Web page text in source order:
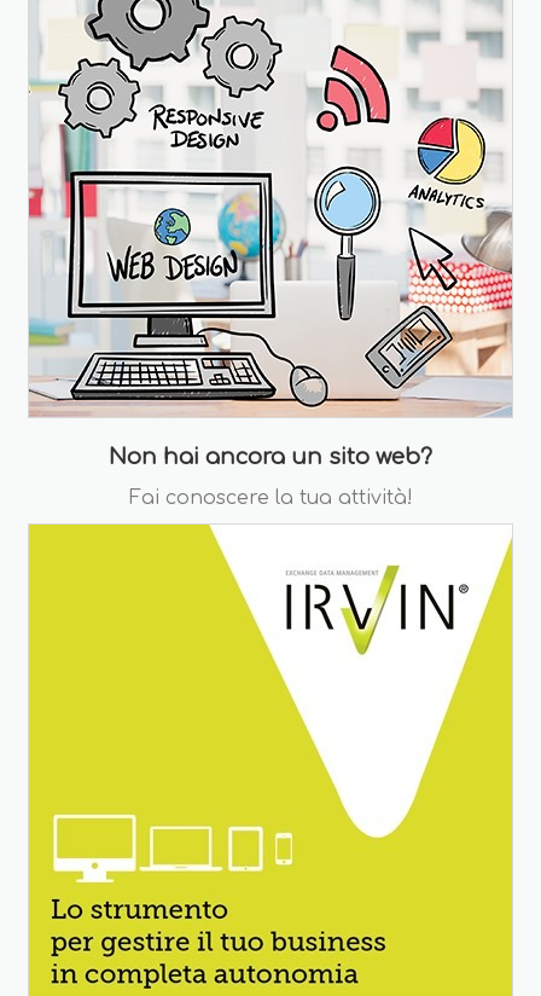
Non hai ancora un sito web?
Fai conoscere la tua attività!